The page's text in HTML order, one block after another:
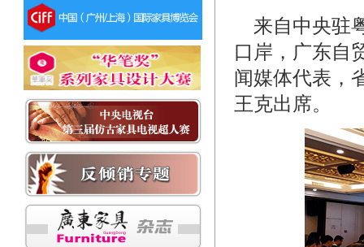
来自中央驻
口岸，广东自
闻媒体代表，
王克出席。